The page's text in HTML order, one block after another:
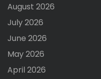
August 2026
July 2026
June 2026
May 2026
April 2026